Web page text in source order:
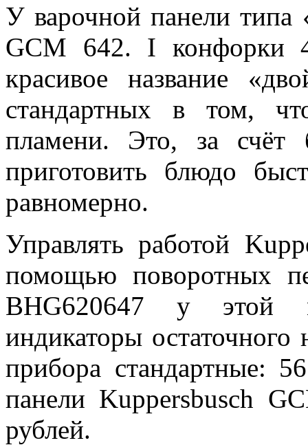
У варочной панели типа
GCM 642. I конфорки
красивое название
стандартных в том,
пламени. Это, за счёт
приготовить блюдо
равномерно.
Управлять работой
помощью поворотных
BHG620647 у этой
индикаторы остаточного
прибора стандартные:
панели Kuppersbusch
рублей.